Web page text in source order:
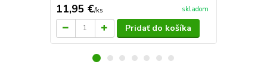
11,95 €/ks skladom
Pridať do košíka